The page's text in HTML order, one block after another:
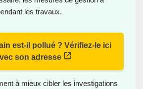
les travaux.
est-il pollué ? Vérifiez-le ici
son adresse
à mieux cibler les investigations